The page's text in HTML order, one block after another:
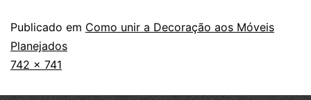
Publicado em Como unir a Decoração aos Móveis
Planejados
742 × 741